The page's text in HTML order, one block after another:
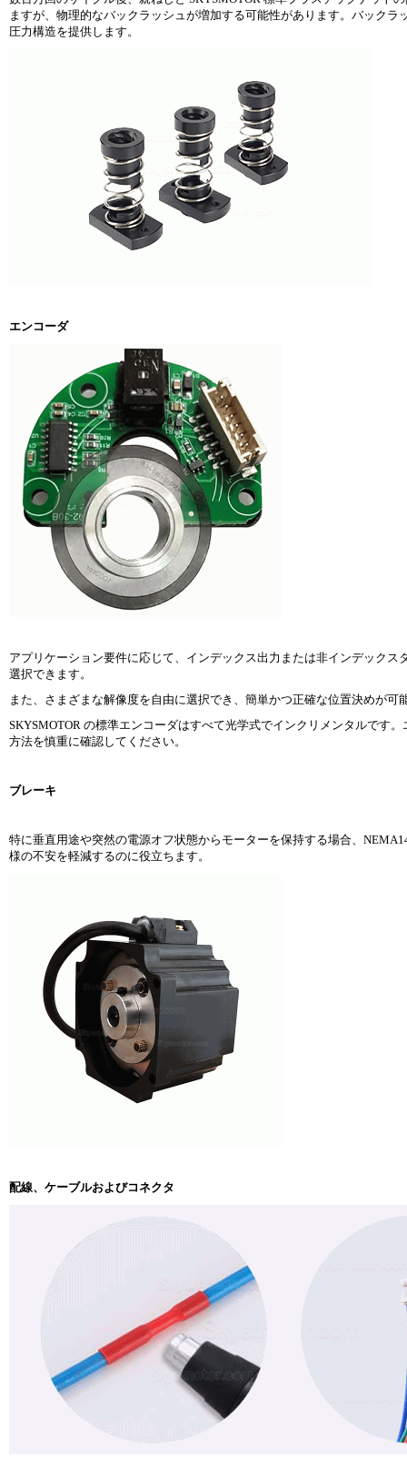
ますが、物理的なバックラッシュが増加する可能性があります。バック
圧力構造を提供します。
エンコーダ
アプリケーション要件に応じて、インデックス出力または非インデック
選択できます。
また、さまざまな解像度を自由に選択でき、簡単かつ正確な位置決めが可
SKYSMOTOR の標準エンコーダはすべて光学式でインクリメンタルです
方法を慎重に確認してください。
ブレーキ
特に垂直用途や突然の電源オフ状態からモーターを保持する場合、
様の不安を軽減するのに役立ちます。
配線、ケーブルおよびコネクタ